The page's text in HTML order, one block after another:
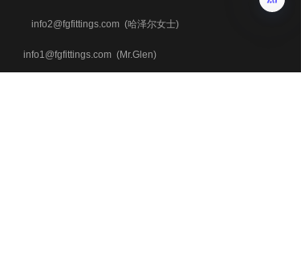
info1@fgfittings.com (Mr.Glen)
info2@fgfittings.com (哈泽尔女士)